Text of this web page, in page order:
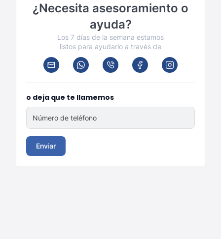
¿Necesita asesoramiento o
ayuda?
Los 7 días de la semana estamos
listos para ayudarlo a través de
o deja que te llamemos
Número de teléfono
Enviar